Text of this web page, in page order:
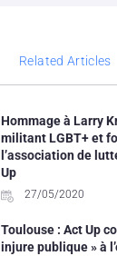
Related Articles
Hommage à Larry
militant LGBT+ et
l’association de
Up
27/05/2020
Toulouse : Act Up
injure publique » à